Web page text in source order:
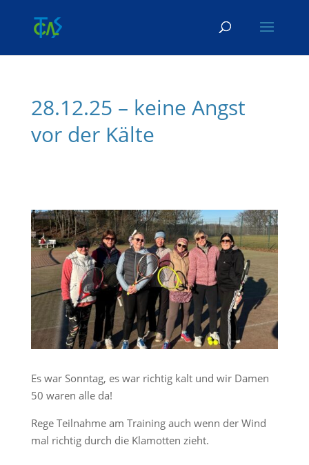
Skip To Content
28.12.25 – keine Angst
vor der Kälte
Es war Sonntag, es war richtig kalt und wir Damen
50 waren alle da!
Rege Teilnahme am Training auch wenn der Wind
mal richtig durch die Klamotten zieht.